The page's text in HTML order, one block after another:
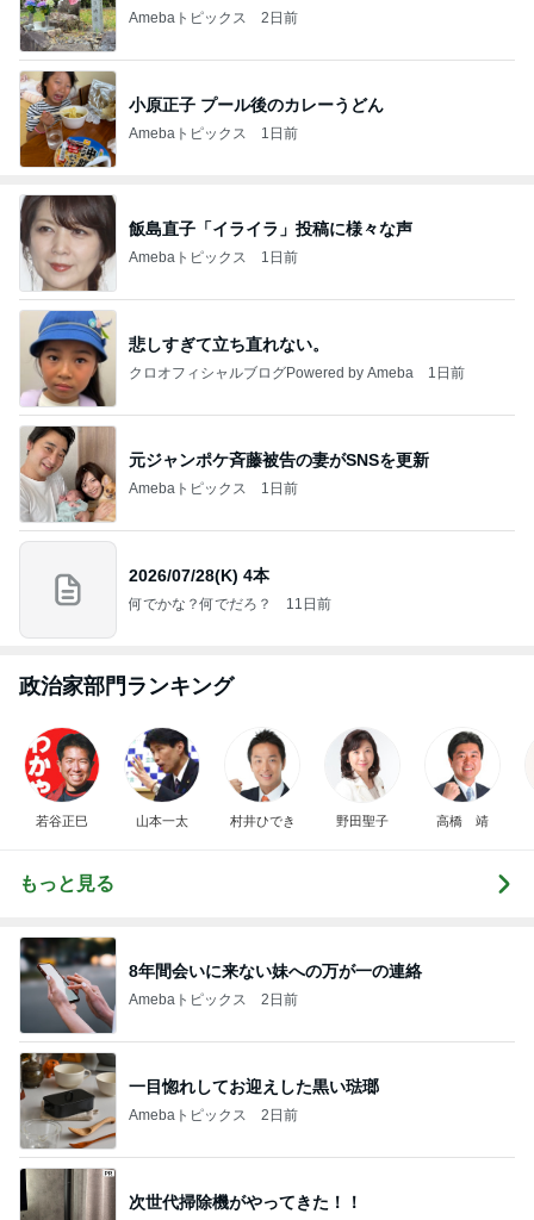
Amebaトピックス 2日前
小原正子 プール後のカレーうどん
Amebaトピックス 1日前
飯島直子「イライラ」投稿に様々な声
Amebaトピックス 1日前
悲しすぎて立ち直れない。
クロオフィシャルブログPowered by Ameba 1日前
元ジャンポケ斉藤被告の妻がSNSを更新
Amebaトピックス 1日前
2026/07/28(K) 4本
何でかな？何でだろ？ 11日前
政治家部門ランキング
若谷正巳 山本一太 村井ひでき 野田聖子 高橋 靖
もっと見る
8年間会いに来ない妹への万が一の連絡
Amebaトピックス 2日前
一目惚れしてお迎えした黒い琺瑯
Amebaトピックス 2日前
次世代掃除機がやってきた！！